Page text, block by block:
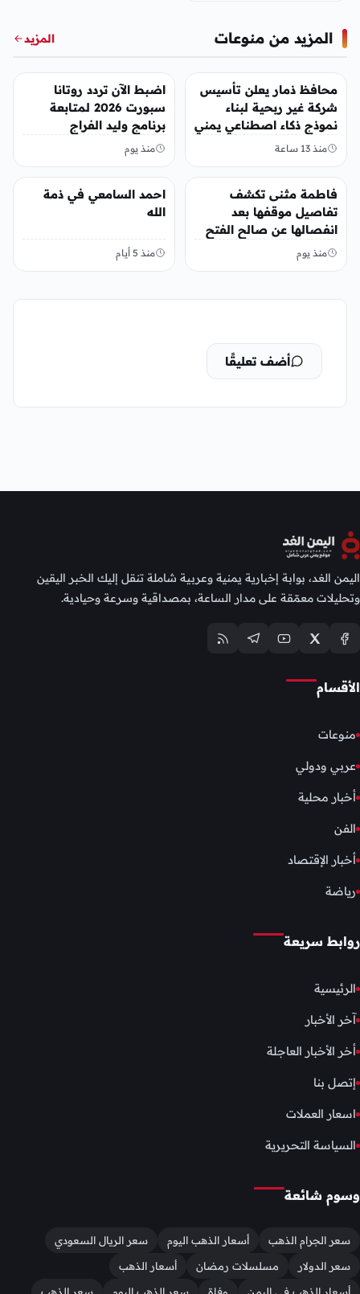
المزيد من منوعات المزيد
منوعات
محافظ ذمار يعلن تأسيس
شركة غير ربحية لبناء
نموذج ذكاء اصطناعي يمني
منذ 13 ساعة
منوعات
اضبط الآن تردد روتانا
سبورت 2026 لمتابعة
برنامج وليد الفراج
منذ يوم
منوعات
فاطمة مثنى تكشف
تفاصيل موقفها بعد
انفصالها عن صالح الفتح
منذ يوم
منوعات
احمد السامعي في ذمة
الله
منذ 5 أيام
أضف تعليقًا
اليمن الغد، بوابة إخبارية يمنية وعربية شاملة تنقل إليك الخبر اليقين
وتحليلات معمّقة على مدار الساعة، بمصداقية وسرعة وحيادية.
الأقسام
منوعات
عربي ودولي
أخبار محلية
الفن
أخبار الإقتصاد
رياضة
روابط سريعة
الرئيسية
آخر الأخبار
أخر الأخبار العاجلة
إتصل بنا
اسعار العملات
السياسة التحريرية
وسوم شائعة
سعر الجرام الذهب أسعار الذهب اليوم
سعر الريال السعودي
سعر الدولار
مسلسلات رمضان
أسعار الذهب